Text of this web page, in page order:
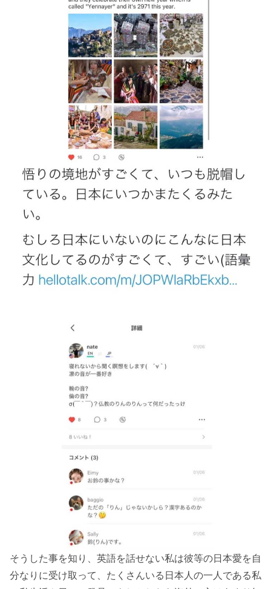
そうした事を知り、英語を話せない私は彼等の日本愛を自
分なりに受け取って、たくさんいる日本人の一人である私